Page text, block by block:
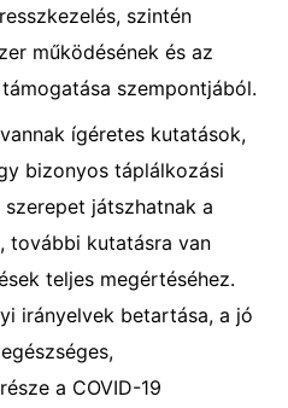
szintén
működésének és az
szempontjából.
ígéretes kutatások,
bizonyos táplálkozási
játszhatnak a
további kutatásra van
teljes megértéséhez.
irányelvek betartása, a jó
a COVID-19